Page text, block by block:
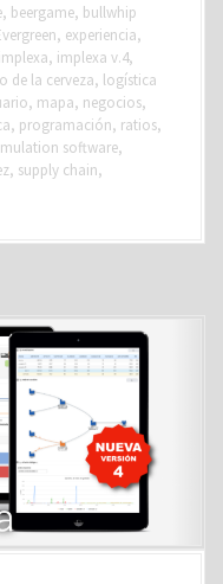
, beergame, bullwhip
, experiencia,
implexa, implexa v.4,
de la cerveza, logística
, mapa, negocios,
, programación, ratios,
software,
, supply chain,